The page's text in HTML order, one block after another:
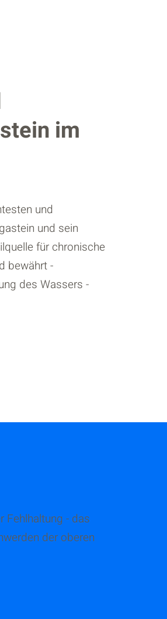
im
und
und sein
für chronische
bewährt -
des Wassers -
Fehlhaltung - das
der oberen